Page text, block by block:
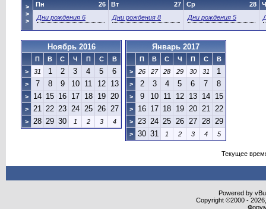
>
>
>
26
Пн
Дни рождения 6
27
Вт
Дни рождения 8
28
Ср
Дни рождения 5
Ноябрь 2016
П В С Ч П С
В
>
31 1 2 3 4 5 6
> 7 8 9 10 11 12 13
> 14 15 16 17 18 19 20
> 21 22 23 24 25 26 27
> 28 29 30 1 2 3 4
Январь 2017
П В С Ч П С
В
>
26 27 28 29 30 31 1
> 2 3 4 5 6 7 8
> 9 10 11 12 13 14 15
> 16 17 18 19 20 21 22
> 23 24 25 26 27 28 29
> 30 31 1 2 3 4 5
Текущее
Powered by
Copyright ©2000 -